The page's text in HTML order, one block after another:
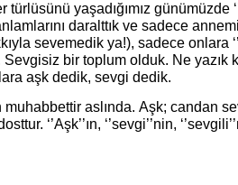
yaşadığımız günümüzde
daralttık ve sadece
sevemedik ya!), sadece onlara
bir toplum olduk. Ne yazık
aşk dedik, sevgi dedik.
aslında. Aşk; candan
‘’Aşk’’ın, ‘’sevgi’’nin,